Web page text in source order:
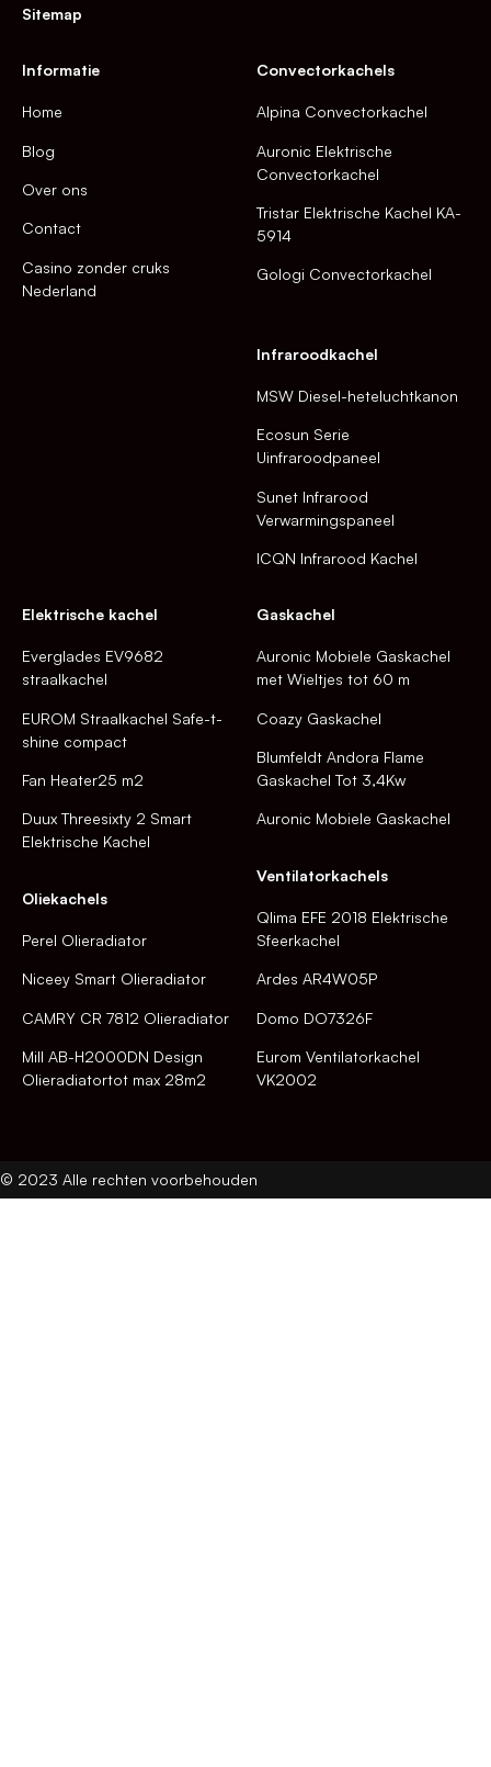
Sitemap
Informatie
Home
Blog
Over ons
Contact
Casino zonder cruks
Nederland
Convectorkachels
Alpina Convectorkachel
Auronic Elektrische
Convectorkachel
Tristar Elektrische Kachel KA-
5914
Gologi Convectorkachel
Infraroodkachel
MSW Diesel-heteluchtkanon
Ecosun Serie
Uinfraroodpaneel
Sunet Infrarood
Verwarmingspaneel
ICQN Infrarood Kachel
Elektrische kachel
Everglades EV9682
straalkachel
EUROM Straalkachel Safe-t-
shine compact
Fan Heater25 m2
Duux Threesixty 2 Smart
Elektrische Kachel
Oliekachels
Perel Olieradiator
Niceey Smart Olieradiator
CAMRY CR 7812 Olieradiator
Mill AB-H2000DN Design
Olieradiatortot max 28m2
Gaskachel
Auronic Mobiele Gaskachel
met Wieltjes tot 60 m
Coazy Gaskachel
Blumfeldt Andora Flame
Gaskachel Tot 3,4Kw
Auronic Mobiele Gaskachel
Ventilatorkachels
Qlima EFE 2018 Elektrische
Sfeerkachel
Ardes AR4W05P
Domo DO7326F
Eurom Ventilatorkachel
VK2002
© 2023 Alle rechten voorbehouden